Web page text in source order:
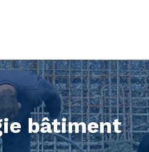
bâtiment